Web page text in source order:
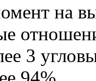
на
3